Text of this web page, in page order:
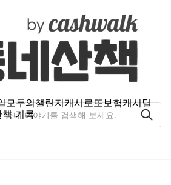
모두의챌린지캐시로또보험캐시딜
책 기록